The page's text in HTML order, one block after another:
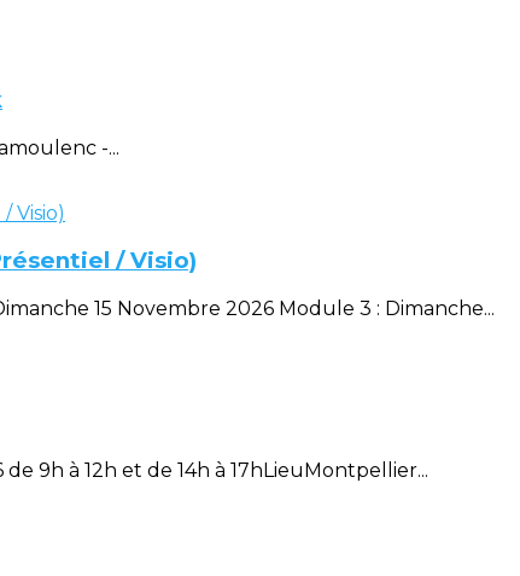
-...
/ Visio)
15 Novembre 2026 Module 3 : Dimanche...
9h à 12h et de 14h à 17hLieuMontpellier...